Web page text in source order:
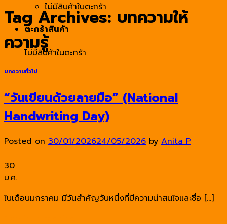
ไม่มีสินค้าในตะกร้า
ตะกร้าสินค้า
ไม่มีสินค้าในตะกร้า
Tag Archives: บทความให้
ความรู้
บทความทั่วไป
“วันเขียนด้วยลายมือ” (National
Handwriting Day)
Posted on 30/01/202624/05/2026 by Anita P
30
ม.ค.
ในเดือนมกราคม มีวันสำคัญวันหนึ่งที่มีความน่าสนใจและชื่อ […]